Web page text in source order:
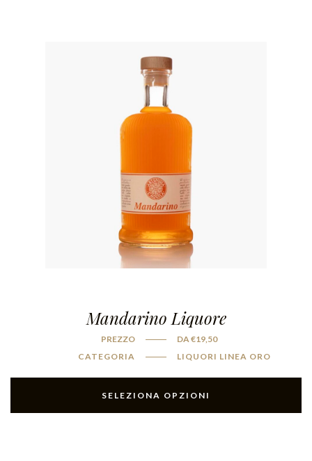
Mandarino Liquore
PREZZO DA €19,50
CATEGORIA
LIQUORI LINEA ORO
SELEZIONA OPZIONI